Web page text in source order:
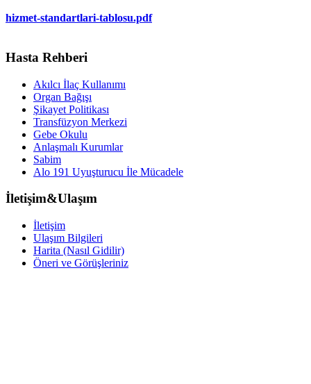
hizmet-standartlari-tablosu.pdf
Hasta Rehberi
Akılcı İlaç Kullanımı
Organ Bağışı
Şikayet Politikası
Transfüzyon Merkezi
Gebe Okulu
Anlaşmalı Kurumlar
Sabim
Alo 191 Uyuşturucu İle Mücadele
İletişim&Ulaşım
İletişim
Ulaşım Bilgileri
Harita (Nasıl Gidilir)
Öneri ve Görüşleriniz